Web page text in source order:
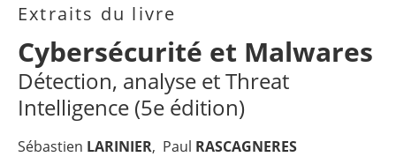
Extraits du livre
Cybersécurité et Malwares
Détection, analyse et Threat
Intelligence (5e édition)
Sébastien LARINIER Paul RASCAGNERES